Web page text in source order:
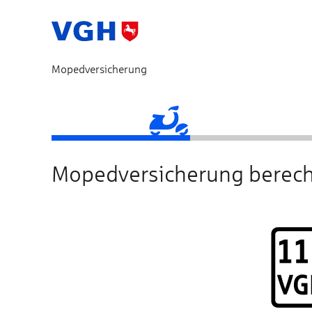
Mopedversicherung
Fahrzeugdaten Produktauswahl
Mopedversicherung